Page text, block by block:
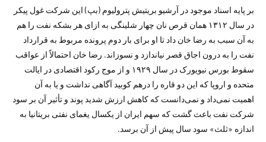
بر پایه اسناد موجود در آرشیو بریتیش پترولیوم (بپ) این شرکت غول پیکر
در سال ۱۳۱۲‌‌ همان قرص نان چهار شلینگی به ازای هر بشکه نفت را هم
به ­آن سبب به رضا خان داد تا او برای بار دوم پرونده مربوط به قرارداد
نفت را به درون اجاق قصر نیاندازد و نسوزاند. رضا خان احتمالاً از عواقب
سقوط بورس نیویورک در سال ۱۹۲۹ و از موج رکود اقتصادی در ایالت
متحده و اروپا که این دو قاره را درهم کوبید آگاهی نداشت و یا به آن
اهمیت نمی‌­داد و نمی‌­دانست که کاهش ارزش شدید پوند و تأثیر آن بر سود
شرکت نفت باعث گشت که سهم ایران از یک­سال یغمای نفتی بریتانیا به
اندازه «ثلث» سود سال پیش از آن برسد.